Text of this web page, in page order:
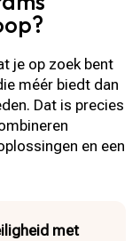
je op zoek bent
méér biedt dan
Dat is precies
en een
met